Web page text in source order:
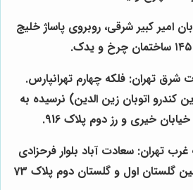
امیر کبیر شرقی، روبروی پاساژ خلیج
شرق تهران: فلکه چهارم تهرانپارس.
کندرو اتوبان زین الدین) نرسیده به
خیری و رز دوم پلاک 916.
تهران: سعادت آباد بلوار فرحزادی
گلستان اول و گلستان دوم پلاک 73